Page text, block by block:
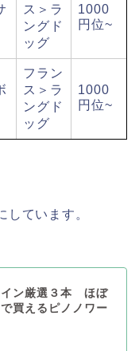
ス＞ラ
ングド
ッグ
1000
円位~
フラン
ス＞ラ
ングド
ッグ
1000
円位~
しています。
イン厳選３本 ほぼ
買えるピノノワー